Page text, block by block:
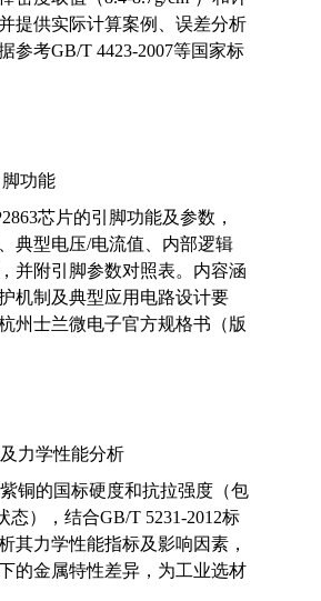
提供实际计算案例、误差分析
参考GB/T 4423-2007等国家标
功能
芯片的引脚功能及参数，
典型电压/电流值、内部逻辑
并附引脚参数对照表。内容涵
机制及典型应用电路设计要
州士兰微电子官方规格书（版
力学性能分析
铜的国标硬度和抗拉强度（包
态），结合GB/T 5231-2012标
其力学性能指标及影响因素，
的金属特性差异，为工业选材